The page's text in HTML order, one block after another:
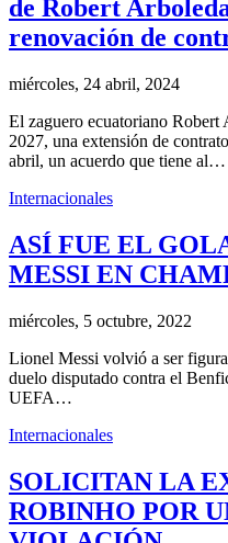
de Robert
renovación de
miércoles, 24 abril, 2024
El zaguero ecuatoriano Robert
2027, una extensión de
abril, un acuerdo que tiene al…
Internacionales
ASÍ FUE EL
MESSI EN
miércoles, 5 octubre, 2022
Lionel Messi volvió a ser
duelo disputado contra el
UEFA…
Internacionales
SOLICITAN LA
ROBINHO POR